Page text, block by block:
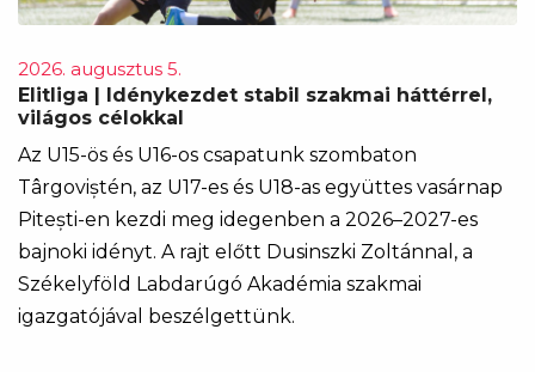
2026. augusztus 5.
Elitliga | Idénykezdet stabil szakmai háttérrel,
világos célokkal
Az U15-ös és U16-os csapatunk szombaton
Târgoviștén, az U17-es és U18-as együttes vasárnap
Pitești-en kezdi meg idegenben a 2026–2027-es
bajnoki idényt. A rajt előtt Dusinszki Zoltánnal, a
Székelyföld Labdarúgó Akadémia szakmai
igazgatójával beszélgettünk.